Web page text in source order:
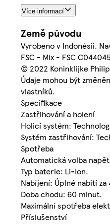
Více informací
Země původu
Vyrobeno v Indonésii.
FSC - Mix - FSC
© 2022 Koninklijke
Údaje mohou být
vlastníků.
Specifikace
Zastřihování a holení
Holicí systém:
Systém zastřihování:
Spotřeba
Automatická volba
Typ baterie: Li-Ion.
Nabíjení: Úplné nabití za
Doba chodu: 60 minut.
Maximální spotřeba
Příslušenství